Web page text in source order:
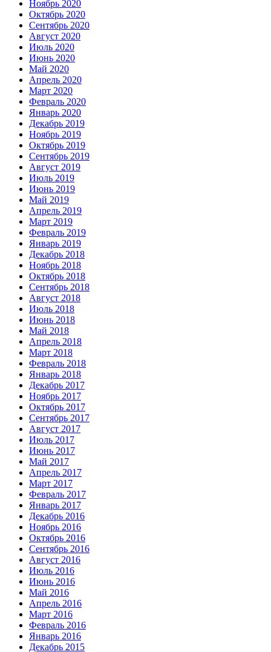
Ноябрь 2020
Октябрь 2020
Сентябрь 2020
Август 2020
Июль 2020
Июнь 2020
Май 2020
Апрель 2020
Март 2020
Февраль 2020
Январь 2020
Декабрь 2019
Ноябрь 2019
Октябрь 2019
Сентябрь 2019
Август 2019
Июль 2019
Июнь 2019
Май 2019
Апрель 2019
Март 2019
Февраль 2019
Январь 2019
Декабрь 2018
Ноябрь 2018
Октябрь 2018
Сентябрь 2018
Август 2018
Июль 2018
Июнь 2018
Май 2018
Апрель 2018
Март 2018
Февраль 2018
Январь 2018
Декабрь 2017
Ноябрь 2017
Октябрь 2017
Сентябрь 2017
Август 2017
Июль 2017
Июнь 2017
Май 2017
Апрель 2017
Март 2017
Февраль 2017
Январь 2017
Декабрь 2016
Ноябрь 2016
Октябрь 2016
Сентябрь 2016
Август 2016
Июль 2016
Июнь 2016
Май 2016
Апрель 2016
Март 2016
Февраль 2016
Январь 2016
Декабрь 2015